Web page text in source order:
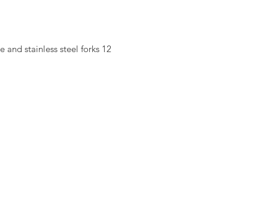
12 vintage cake forks with Bakelite handle and stainless steel forks.